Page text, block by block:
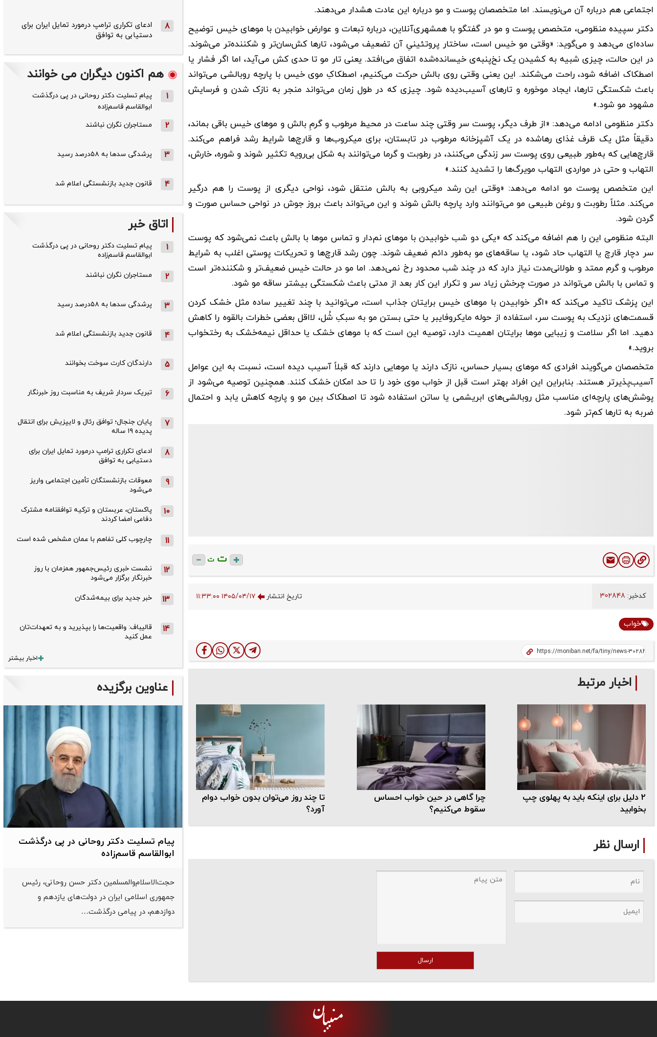
اجتماعی هم درباره آن می‌نویسند. اما متخصصان پوست و مو درباره‌ این عادت هشدار می‌دهند.
دکتر سپیده منظومی، متخصص پوست و مو در گفتگو با همشهری‌آنلاین، درباره تبعات و عوارض خوابیدن با موهای خیس توضیح
ساده‌ای می‌دهد و می‌گوید: «وقتی مو خیس است، ساختار پروتئینیِ آن تضعیف می‌شود، تارها کش‌سان‌تر و شکننده‌تر می‌شوند.
در این حالت، چیزی شبیه به کشیدن یک نخ‌پنبه‌ی خیسانده‌شده اتفاق می‌افتد. یعنی تار مو تا حدی کش می‌آید، اما اگر فشار یا
اصطکاک اضافه شود، راحت‌ می‌شکند. این یعنی وقتی روی بالش حرکت می‌کنیم، اصطکاکِ موی خیس با پارچه روبالشی می‌تواند
باعث شکستگی تارها، ایجاد موخوره و تارهای آسیب‌دیده شود. چیزی که در طول زمان می‌تواند منجر به نازک شدن و فرسایش
مشهود مو شود.»
دکتر منظومی ادامه می‌دهد: «از طرف دیگر، پوست سر وقتی چند ساعت در محیط مرطوب و گرمِ بالش و موهای خیس باقی بماند،
دقیقاً مثل یک ظرف غذای رهاشده در یک آشپزخانه‌ مرطوب در تابستان، برای میکروب‌ها و قارچ‌ها شرایط رشد فراهم می‌کند.
قارچ‌هایی که به‌طور طبیعی روی پوست سر زندگی می‌کنند، در رطوبت و گرما می‌توانند به شکل بی‌رویه تکثیر شوند و شوره، خارش،
التهاب و حتی در مواردی التهاب مویرگ‌ها را تشدید کنند.»
این متخصص پوست مو ادامه می‌دهد: «وقتی این رشد میکروبی به بالش منتقل شود، نواحی دیگری از پوست را هم درگیر
می‌کند. مثلاً رطوبت و روغن طبیعی مو می‌توانند وارد پارچه‌ بالش شوند و این می‌تواند باعث بروز جوش در نواحی حساس صورت و
گردن شود.
البته منظومی این را هم اضافه می‌کند که «یکی دو شب خوابیدن با موهای نم‌دار و تماس موها با بالش باعث نمی‌شود که پوست
سر دچار قارچ یا التهاب حاد شود، یا ساقه‌های مو به‌طور دائم ضعیف شوند. چون رشد قارچ‌ها و تحریکات پوستی اغلب به شرایط
مرطوب و گرم ممتد و طولانی‌مدت نیاز دارد که در چند شب محدود رخ نمی‌دهد. اما مو در حالت خیس ضعیف‌تر و شکننده‌تر است
و تماس با بالش می‌تواند در صورت چرخش زیاد سر و تکرار این کار بعد از مدتی باعث شکستگی بیشتر ساقه مو شود.
این پزشک تاکید می‌کند که «اگر خوابیدن با موهای خیس برایتان جذاب است، می‌توانید با چند تغییر ساده مثل خشک کردن
قسمت‌های نزدیک به پوست سر، استفاده از حوله مایکروفایبر یا حتی بستن مو به سبکِ شُل، لااقل بعضی خطرات بالقوه را کاهش
دهید. اما اگر سلامت و زیبایی موها برایتان اهمیت دارد، توصیه‌ این است که با موهای خشک یا حداقل نیمه‌خشک به رختخواب
بروید.»
متخصصان می‌گویند افرادی که موهای بسیار حساس، نازک دارند یا موهایی دارند که قبلاً آسیب دیده است، نسبت به این عوامل
آسیب‌پذیرتر هستند. بنابراین این افراد بهتر است قبل از خواب موی خود را تا حد امکان خشک کنند. همچنین توصیه می‌شود از
پوشش‌های پارچه‌ای مناسب مثل روبالشی‌های ابریشمی یا ساتن استفاده شود تا اصطکاک بین مو و پارچه کاهش یابد و احتمال
ضربه به تارها کم‌تر شود.
ت ت
کدخبر: تاریخ انتشار ۱۴۰۵/۰۴/۱۷ ۱۱:۳۳:۰۰
خواب
اخبار مرتبط
۲ دلیل برای اینکه باید به پهلوی چپ
بخوابید
چرا گاهی در حین خواب احساس
سقوط می‌کنیم؟
تا چند روز می‌توان بدون خواب دوام
آورد؟
ارسال نظر
ارسال
8
ادعای تکراری ترامپ درمورد تمایل ایران برای
دستیابی به توافق
هم اکنون دیگران می خوانند
1
پیام تسلیت دکتر روحانی در پی درگذشت
ابوالقاسم قاسم‌زاده
2 مستاجران نگران نباشند
3 پرشدگی سدها به ۵۸درصد رسید
4 قانون جدید بازنشستگی اعلام شد
اتاق خبر
1
پیام تسلیت دکتر روحانی در پی درگذشت
ابوالقاسم قاسم‌زاده
2 مستاجران نگران نباشند
3 پرشدگی سدها به ۵۸درصد رسید
4 قانون جدید بازنشستگی اعلام شد
5 دارندگان کارت سوخت بخوانند
6 تبریک سردار شریف به مناسبت روز خبرنگار
7
پایان جنجال؛ توافق رئال و لایپزیش برای انتقال
پدیده ۱۹ ساله
8
ادعای تکراری ترامپ درمورد تمایل ایران برای
دستیابی به توافق
9
معوقات بازنشستگان تأمین اجتماعی واریز
می‌شود
10
پاکستان، عربستان و ترکیه توافقنامه مشترک
دفاعی امضا کردند
11 چارچوب کلی تفاهم با عمان مشخص شده است
12
نشست خبری رئیس‌جمهور همزمان با روز
خبرنگار برگزار می‌شود
13 خبر جدید برای بیمه‌شدگان
14
قالیباف: واقعیت‌ها را بپذیرید و به تعهدات‌تان
عمل کنید
اخبار بیشتر
عناوین برگزیده
پیام تسلیت دکتر روحانی در پی درگذشت
ابوالقاسم قاسم‌زاده
حجت‌الاسلام‌والمسلمین دکتر حسن روحانی، رئیس
جمهوری اسلامی ایران در دولت‌های یازدهم و
دوازدهم، در پیامی درگذشت…